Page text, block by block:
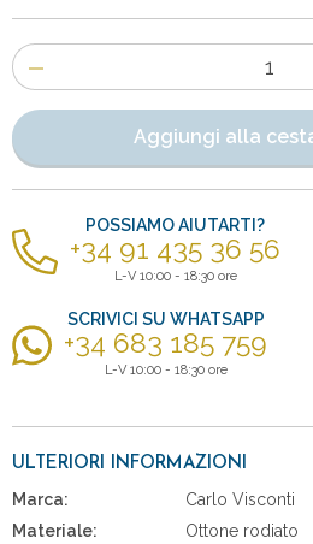
Numero
di
articoli
Aggiungi alla
POSSIAMO AIUTARTI?
+34 91 435 36 56
L-V 10:00 - 18:30 ore
SCRIVICI SU WHATSAPP
+34 683 185 759
L-V 10:00 - 18:30 ore
ULTERIORI INFORMAZIONI
Marca:
Carlo Visconti
Materiale:
Ottone rodiato